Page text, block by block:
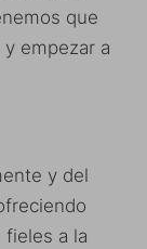
que
empezar a
y del
fieles a la